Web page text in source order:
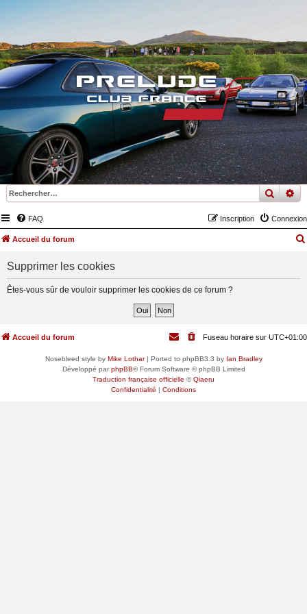
FAQ Connexion
Inscription
Accueil du forum
Supprimer les cookies
Êtes-vous sûr de vouloir supprimer les cookies de ce forum ?
Accueil du forum Fuseau horaire sur UTC+01:00
Nosebleed style by Mike Lothar| Ported to phpBB3.3 by Ian Bradley
Développé parphpBB® Forum Software © phpBB Limited
Traduction française officielle ©Qiaeru
Confidentialité | Conditions